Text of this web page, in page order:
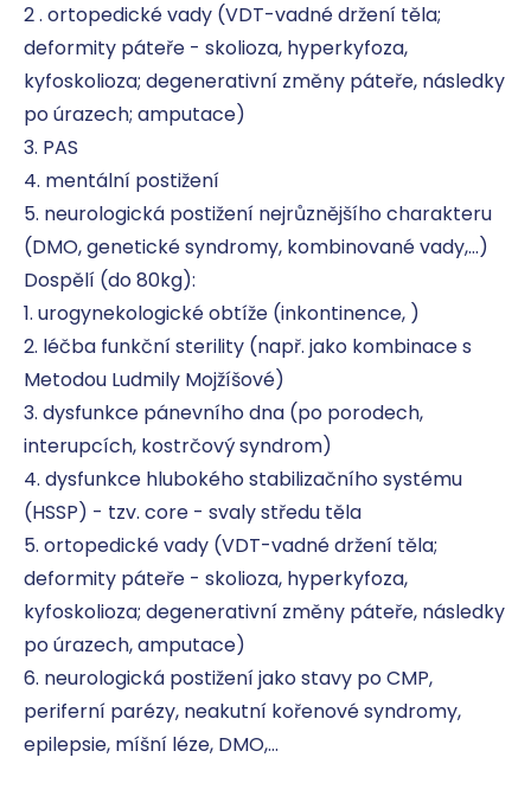
2 . ortopedické vady (VDT-vadné držení těla;
deformity páteře - skolioza, hyperkyfoza,
kyfoskolioza; degenerativní změny páteře, následky
po úrazech; amputace)
3. PAS
4. mentální postižení
5. neurologická postižení nejrůznějšího charakteru
(DMO, genetické syndromy, kombinované vady,...)
Dospělí (do 80kg):
1. urogynekologické obtíže (inkontinence, )
2. léčba funkční sterility (např. jako kombinace s
Metodou Ludmily Mojžíšové)
3. dysfunkce pánevního dna (po porodech,
interupcích, kostrčový syndrom)
4. dysfunkce hlubokého stabilizačního systému
(HSSP) - tzv. core - svaly středu těla
5. ortopedické vady (VDT-vadné držení těla;
deformity páteře - skolioza, hyperkyfoza,
kyfoskolioza; degenerativní změny páteře, následky
po úrazech, amputace)
6. neurologická postižení jako stavy po CMP,
periferní parézy, neakutní kořenové syndromy,
epilepsie, míšní léze, DMO,...